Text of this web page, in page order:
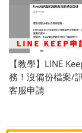
【教學】LINE
務！沒備份檔案/
客服申請